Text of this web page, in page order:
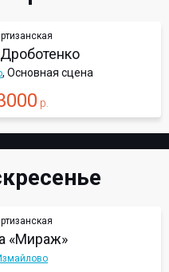
, Основная сцена
р.
«Мираж»